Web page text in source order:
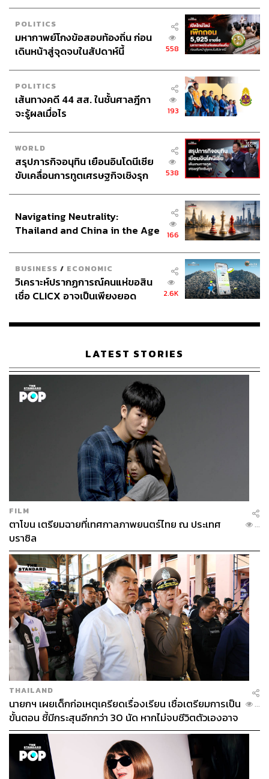
POLITICS
มหากาพย์โกงข้อสอบท้องถิ่น ก่อน
เดินหน้าสู่จุดจบในสัปดาห์นี้
558
POLITICS
เส้นทางคดี 44 สส. ในชั้นศาลฎีกา
จะรู้ผลเมื่อไร
193
WORLD
สรุปภารกิจอนุทิน เยือนอินโดนีเซีย
ขับเคลื่อนการทูตเศรษฐกิจเชิงรุก
538
Navigating Neutrality:
Thailand and China in the Age
166
BUSINESS / ECONOMIC
วิเคราะห์ปรากฏการณ์คนแห่ขอสิน
เชื่อ CLICX อาจเป็นเพียงยอด
เรือนไทยที่ถูกซุกไว้
2.6K
LATEST STORIES
FILM
ตาโขน เตรียมฉายที่เทศกาลภาพยนตร์ไทย ณ ประเทศ
บราซิล
...
THAILAND
นายกฯ เผยเด็กก่อเหตุเครียดเรื่องเรียน เชื่อเตรียมการเป็น
ขั้นตอน ชี้มีกระสุนอีกกว่า 30 นัด หากไม่จบชีวิตตัวเองอาจ
สูญเสียเพิ่ม
...